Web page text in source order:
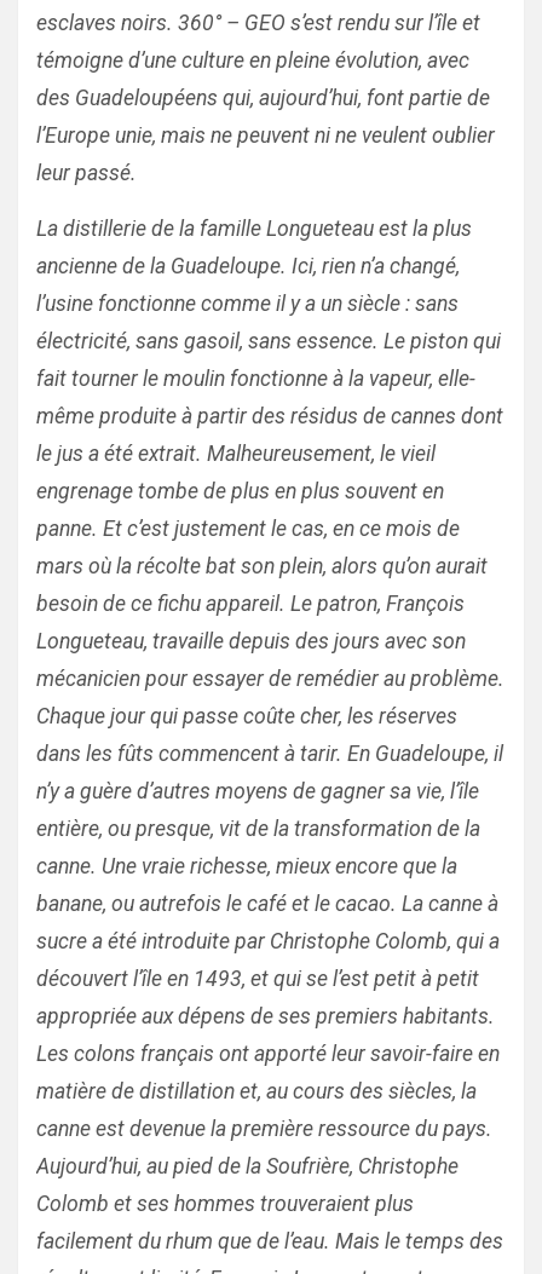
esclaves noirs. 360° – GEO s’est rendu sur l’île et
témoigne d’une culture en pleine évolution, avec
des Guadeloupéens qui, aujourd’hui, font partie de
l’Europe unie, mais ne peuvent ni ne veulent oublier
leur passé.
La distillerie de la famille Longueteau est la plus
ancienne de la Guadeloupe. Ici, rien n’a changé,
l’usine fonctionne comme il y a un siècle : sans
électricité, sans gasoil, sans essence. Le piston qui
fait tourner le moulin fonctionne à la vapeur, elle-
même produite à partir des résidus de cannes dont
le jus a été extrait. Malheureusement, le vieil
engrenage tombe de plus en plus souvent en
panne. Et c’est justement le cas, en ce mois de
mars où la récolte bat son plein, alors qu’on aurait
besoin de ce fichu appareil. Le patron, François
Longueteau, travaille depuis des jours avec son
mécanicien pour essayer de remédier au problème.
Chaque jour qui passe coûte cher, les réserves
dans les fûts commencent à tarir. En Guadeloupe, il
n’y a guère d’autres moyens de gagner sa vie, l’île
entière, ou presque, vit de la transformation de la
canne. Une vraie richesse, mieux encore que la
banane, ou autrefois le café et le cacao. La canne à
sucre a été introduite par Christophe Colomb, qui a
découvert l’île en 1493, et qui se l’est petit à petit
appropriée aux dépens de ses premiers habitants.
Les colons français ont apporté leur savoir-faire en
matière de distillation et, au cours des siècles, la
canne est devenue la première ressource du pays.
Aujourd’hui, au pied de la Soufrière, Christophe
Colomb et ses hommes trouveraient plus
facilement du rhum que de l’eau. Mais le temps des